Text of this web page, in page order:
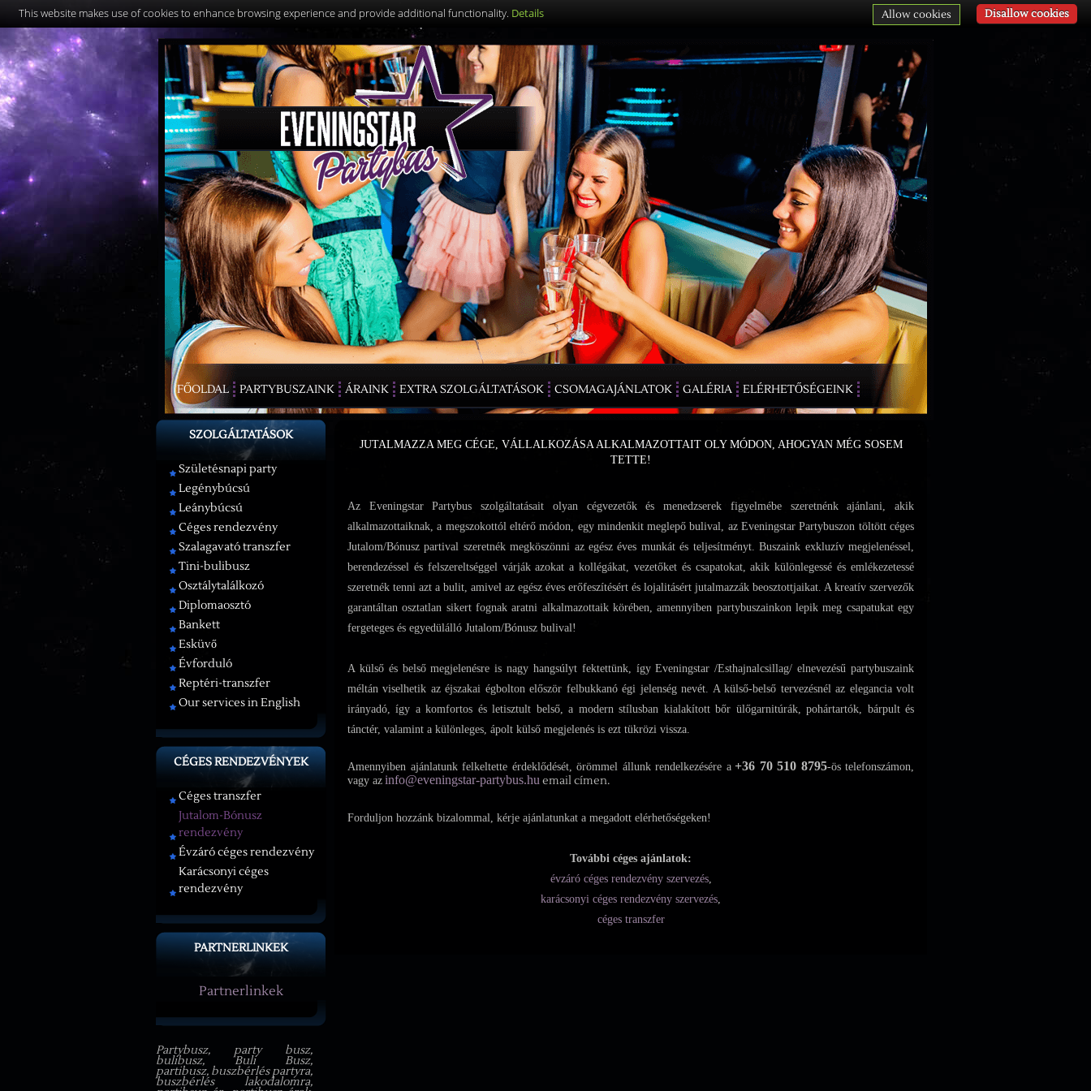
FŐOLDAL PARTYBUSZAINK ÁRAINK EXTRA SZOLGÁLTATÁSOK CSOMAGAJÁNLATOK GALÉRIA ELÉRHETŐSÉGEINK
SZOLGÁLTATÁSOK
Születésnapi party
Legénybúcsú
Leánybúcsú
Céges rendezvény
Szalagavató transzfer
Tini-bulibusz
Osztálytalálkozó
Diplomaosztó
Bankett
Esküvő
Évforduló
Reptéri-transzfer
Our services in English
CÉGES RENDEZVÉNYEK
Céges transzfer
Jutalom-Bónusz
rendezvény
Évzáró céges rendezvény
Karácsonyi céges
rendezvény
PARTNERLINKEK
Partnerlinkek
Partybusz, party busz,
bulibusz, Buli Busz,
partibusz, buszbérlés partyra,
buszbérlés lakodalomra,
JUTALMAZZA MEG CÉGE, VÁLLALKOZÁSA ALKALMAZOTTAIT OLY MÓDON, AHOGYAN MÉG SOSEM
TETTE!
Az Eveningstar Partybus szolgáltatásait olyan cégvezetők és menedzserek figyelmébe szeretnénk ajánlani, akik
alkalmazottaiknak, a megszokottól eltérő módon, egy mindenkit meglepő bulival, az Eveningstar Partybuszon töltött céges
Jutalom/Bónusz partival szeretnék megköszönni az egész éves munkát és teljesítményt. Buszaink exkluzív megjelenéssel,
berendezéssel és felszereltséggel várják azokat a kollégákat, vezetőket és csapatokat, akik különlegessé és emlékezetessé
szeretnék tenni azt a bulit, amivel az egész éves erőfeszítésért és lojalitásért jutalmazzák beosztottjaikat. A kreatív szervezők
garantáltan osztatlan sikert fognak aratni alkalmazottaik körében, amennyiben partybuszainkon lepik meg csapatukat egy
fergeteges és egyedülálló Jutalom/Bónusz bulival!
A külső és belső megjelenésre is nagy hangsúlyt fektettünk, így Eveningstar /Esthajnalcsillag/ elnevezésű partybuszaink
méltán viselhetik az éjszakai égbolton először felbukkanó égi jelenség nevét. A külső-belső tervezésnél az elegancia volt
irányadó, így a komfortos és letisztult belső, a modern stílusban kialakított bőr ülőgarnitúrák, pohártartók, bárpult és
tánctér, valamint a különleges, ápolt külső megjelenés is ezt tükrözi vissza.
Amennyiben ajánlatunk felkeltette érdeklődését, örömmel állunk rendelkezésére a +36 70 510 8795-ös telefonszámon,
vagy az info@eveningstar-partybus.huemail címen.
Forduljon hozzánk bizalommal, kérje ajánlatunkat a megadott elérhetőségeken!
További céges ajánlatok:
évzáró céges rendezvény szervezés,
karácsonyi céges rendezvény szervezés,
céges transzfer
This website makes use of cookies to enhance browsing experience and provide additional functionality. Details Disallow cookies
Allow cookies